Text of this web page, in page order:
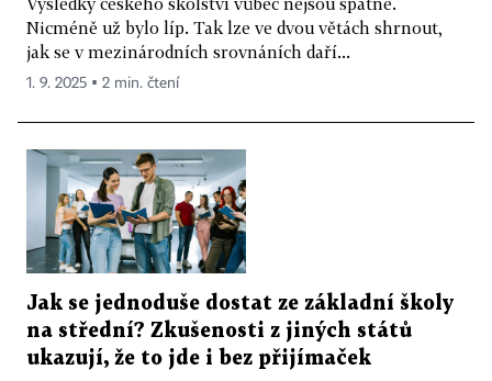
Nicméně už bylo líp. Tak lze ve dvou větách shrnout,
jak se v mezinárodních srovnáních daří...
1. 9. 2025 ▪ 2 min. čtení
Jak se jednoduše dostat ze základní školy
na střední? Zkušenosti z jiných států
ukazují, že to jde i bez přijímaček